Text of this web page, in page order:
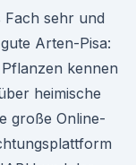
Fach sehr und
Arten-Pisa:
kennen
heimische
große Online-